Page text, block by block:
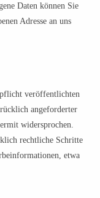
Daten können Sie
Adresse an uns
veröffentlichten
angeforderter
widersprochen.
rechtliche Schritte
etwa